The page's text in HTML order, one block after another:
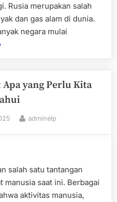
Rusia merupakan salah
dan gas alam di dunia.
negara mulai
yang Perlu Kita
By
adminelp
salah satu tantangan
manusia saat ini. Berbagai
aktivitas manusia,